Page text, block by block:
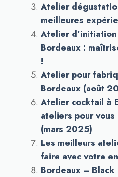
Atelier
meilleures
Atelier
Bordeaux :
!
Atelier pour
Bordeaux (août
Atelier cocktail à
ateliers pour
(mars 2025)
Les meilleurs
faire avec votre
Bordeaux –